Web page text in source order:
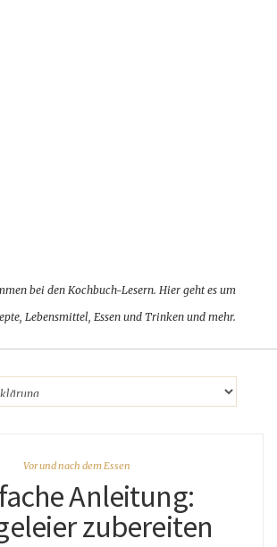
bei den Kochbuch-Lesern. Hier geht es um
Lebensmittel, Essen und Trinken und mehr.
Vor und nach dem Essen
Anleitung:
zubereiten